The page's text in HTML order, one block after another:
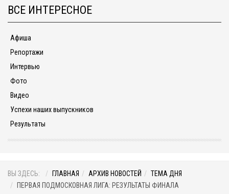
ВСЕ ИНТЕРЕСНОЕ
Афиша
Репортажи
Интервью
Фото
Видео
Успехи наших выпускников
Результаты
ВЫ ЗДЕСЬ: ГЛАВНАЯ АРХИВ НОВОСТЕЙ
ТЕМА ДНЯ
ПЕРВАЯ ПОДМОСКОВНАЯ ЛИГА: РЕЗУЛЬТАТЫ ФИНАЛА